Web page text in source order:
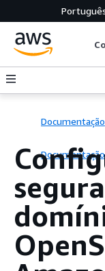
Documentação
Documentação